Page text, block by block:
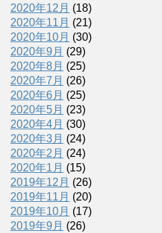
2020年12月 (18)
2020年11月 (21)
2020年10月 (30)
2020年9月 (29)
2020年8月 (25)
2020年7月 (26)
2020年6月 (25)
2020年5月 (23)
2020年4月 (30)
2020年3月 (24)
2020年2月 (24)
2020年1月 (15)
2019年12月 (26)
2019年11月 (20)
2019年10月 (17)
2019年9月 (26)